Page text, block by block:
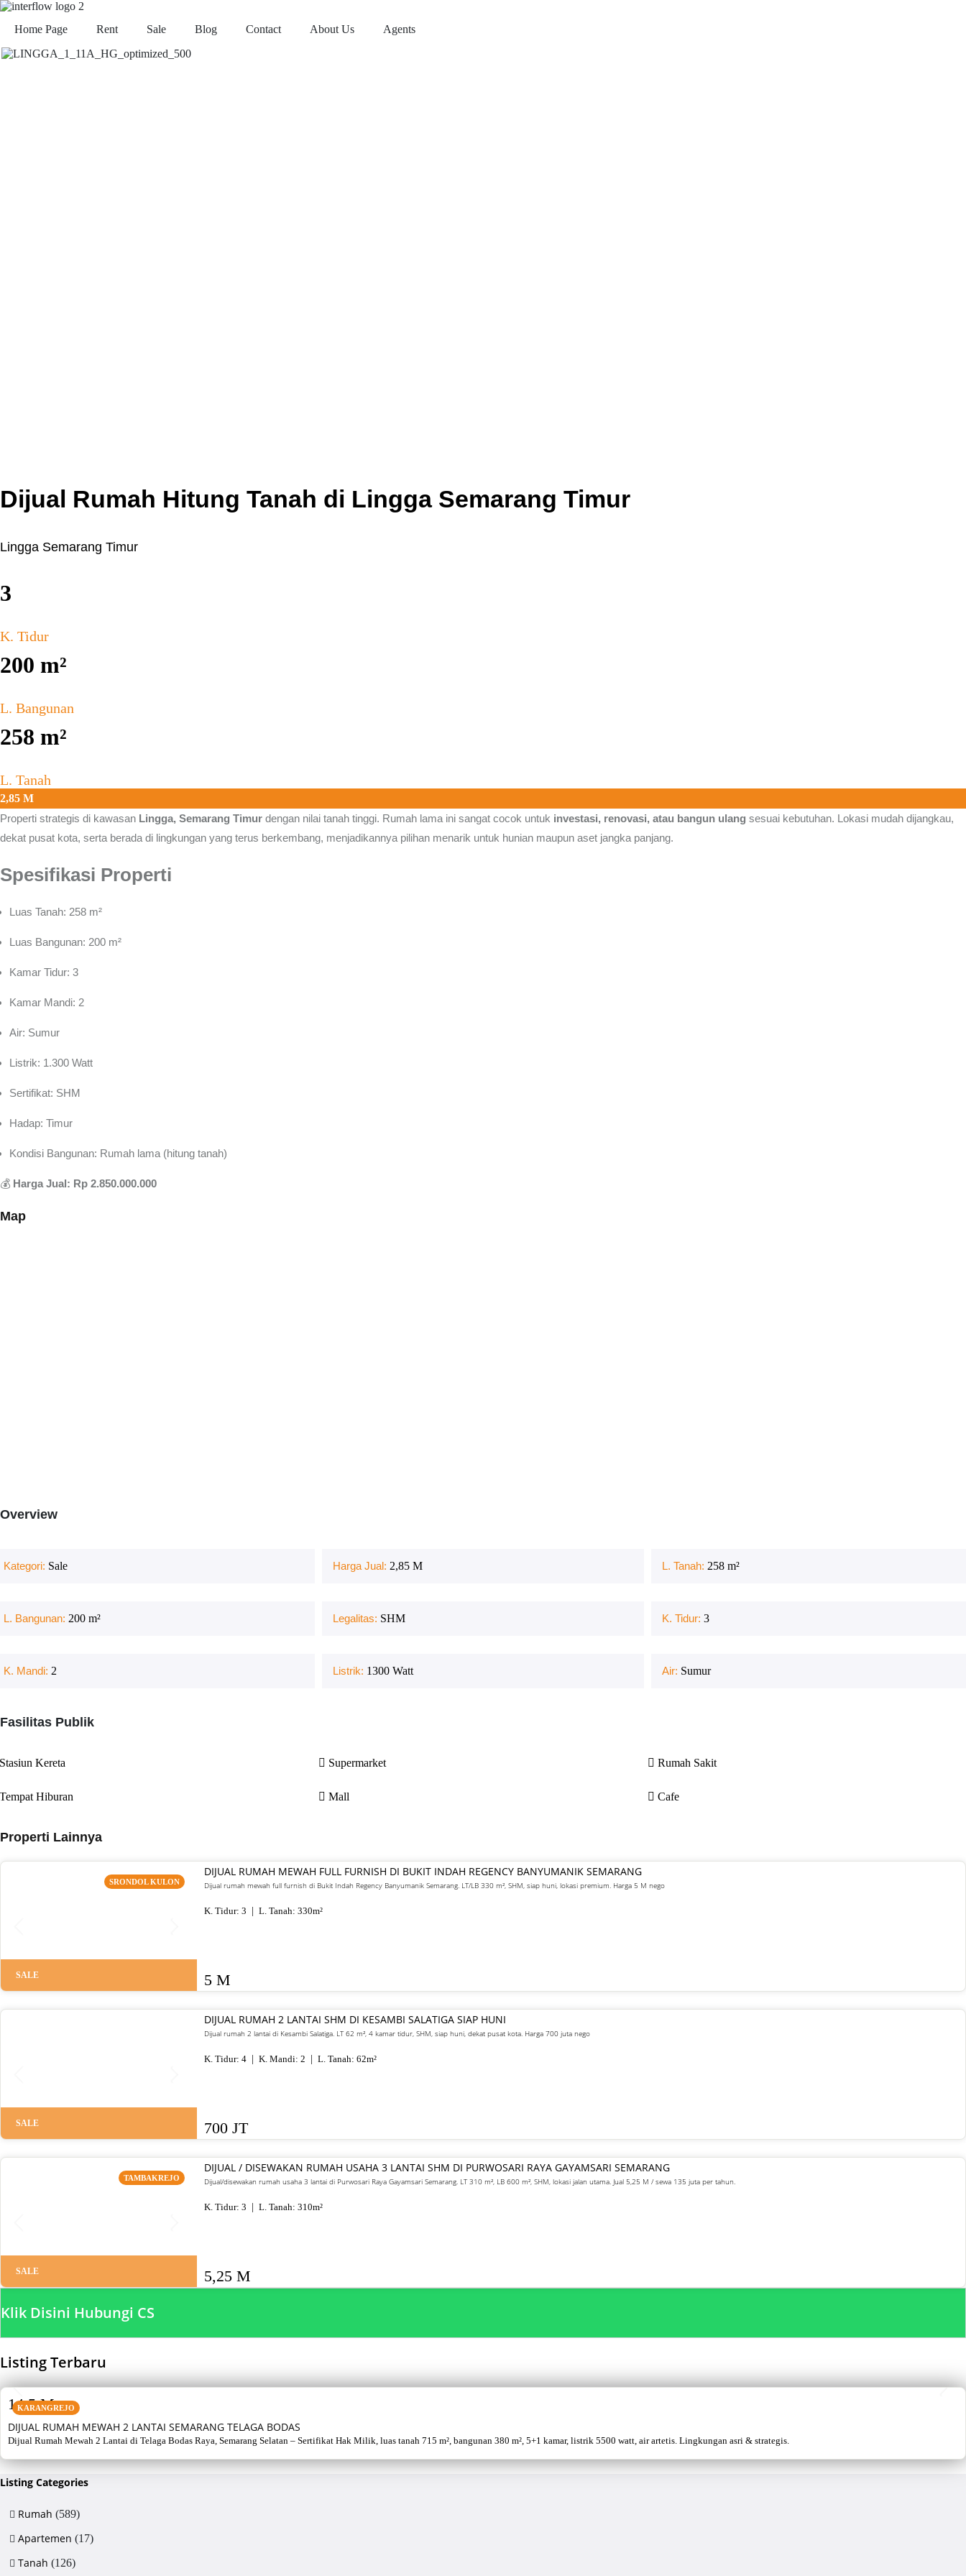
Home Page Rent Sale Blog Contact About Us Agents
Dijual Rumah Hitung Tanah di Lingga Semarang Timur
Lingga Semarang Timur
3
K. Tidur
200 m²
L. Bangunan
258 m²
L. Tanah
2,85 M
Properti strategis di kawasan Lingga, Semarang Timur dengan nilai tanah tinggi. Rumah lama ini sangat cocok untuk investasi, renovasi, atau bangun ulang sesuai kebutuhan. Lokasi mudah dijangkau,
dekat pusat kota, serta berada di lingkungan yang terus berkembang, menjadikannya pilihan menarik untuk hunian maupun aset jangka panjang.
Spesifikasi Properti
Luas Tanah: 258 m²
Luas Bangunan: 200 m²
Kamar Tidur: 3
Kamar Mandi: 2
Air: Sumur
Listrik: 1.300 Watt
Sertifikat: SHM
Hadap: Timur
Kondisi Bangunan: Rumah lama (hitung tanah)
💰 Harga Jual: Rp 2.850.000.000
Map
Overview
Kategori: Sale Harga Jual: 2,85 M L. Tanah: 258 m²
L. Bangunan: 200 m² Legalitas: SHM K. Tidur: 3
K. Mandi: 2 Listrik: 1300 Watt Air: Sumur
Fasilitas Publik
Stasiun Kereta Supermarket Rumah Sakit
Tempat Hiburan Mall Cafe
Properti Lainnya
SRONDOL KULON
SALE
DIJUAL RUMAH MEWAH FULL FURNISH DI BUKIT INDAH REGENCY BANYUMANIK SEMARANG
Dijual rumah mewah full furnish di Bukit Indah Regency Banyumanik Semarang. LT/LB 330 m², SHM, siap huni, lokasi premium. Harga 5 M nego
K. Tidur: 3 L. Tanah: 330m²
5 M
SALE
DIJUAL RUMAH 2 LANTAI SHM DI KESAMBI SALATIGA SIAP HUNI
Dijual rumah 2 lantai di Kesambi Salatiga. LT 62 m², 4 kamar tidur, SHM, siap huni, dekat pusat kota. Harga 700 juta nego
K. Tidur: 4 K. Mandi: 2 L. Tanah: 62m²
700 JT
TAMBAKREJO
SALE
DIJUAL / DISEWAKAN RUMAH USAHA 3 LANTAI SHM DI PURWOSARI RAYA GAYAMSARI SEMARANG
Dijual/disewakan rumah usaha 3 lantai di Purwosari Raya Gayamsari Semarang. LT 310 m², LB 600 m², SHM, lokasi jalan utama. Jual 5,25 M / sewa 135 juta per tahun.
K. Tidur: 3 L. Tanah: 310m²
5,25 M
Klik Disini Hubungi CS
Listing Terbaru
KARANGREJO
DIJUAL RUMAH MEWAH 2 LANTAI SEMARANG TELAGA BODAS
Dijual Rumah Mewah 2 Lantai di Telaga Bodas Raya, Semarang Selatan – Sertifikat Hak Milik, luas tanah 715 m², bangunan 380 m², 5+1 kamar, listrik 5500 watt, air artetis. Lingkungan asri & strategis.
14,5 M
Listing Categories
Rumah (589)
Apartemen (17)
Tanah (126)